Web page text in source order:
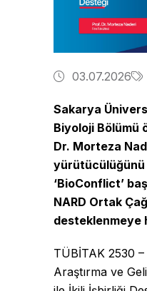
03.07.2026
Sakarya
Biyoloji Bölümü
Dr. Morteza
‘BioConflict’
NARD Ortak
desteklenmeye
TÜBİTAK 2530
Araştırma ve